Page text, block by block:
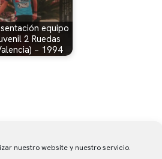
nuestro website y nuestro servicio.
equipo
2 Ruedas
– 1994